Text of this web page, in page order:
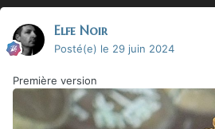
Elfe Noir
Posté(e) le 29 juin 2024
Première version